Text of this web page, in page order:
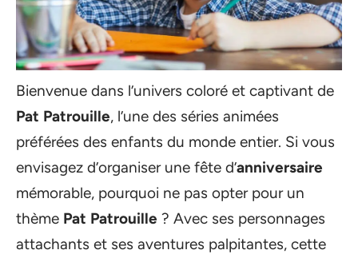
Bienvenue dans l’univers coloré et captivant de
Pat Patrouille, l’une des séries animées
préférées des enfants du monde entier. Si vous
envisagez d’organiser une fête d’anniversaire
mémorable, pourquoi ne pas opter pour un
thème Pat Patrouille ? Avec ses personnages
attachants et ses aventures palpitantes, cette